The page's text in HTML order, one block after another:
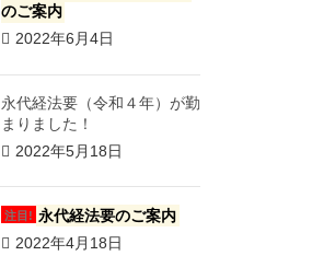
のご案内
2022年6月4日
永代経法要（令和４年）が勤
まりました！
2022年5月18日
注目! 永代経法要のご案内
2022年4月18日